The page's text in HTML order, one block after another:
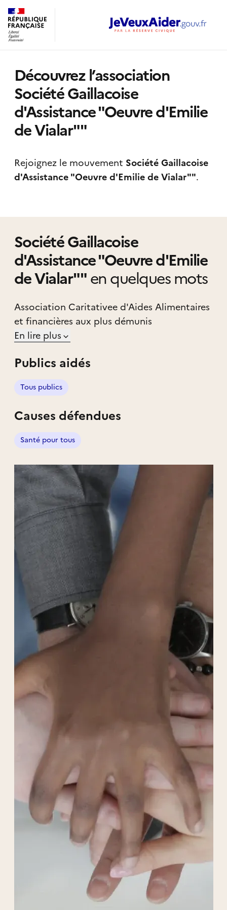
Découvrez l’association
Société Gaillacoise
d'Assistance "Oeuvre d'Emilie
de Vialar""
Rejoignez le mouvement Société Gaillacoise
d'Assistance "Oeuvre d'Emilie de Vialar"".
Société Gaillacoise
d'Assistance "Oeuvre d'Emilie
de Vialar""en quelques mots
Association Caritativee d'Aides Alimentaires
et financières aux plus démunis
En lire plus
Publics aidés
Tous publics
Causes défendues
Santé pour tous